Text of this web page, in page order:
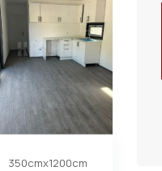
350cmx1200cm